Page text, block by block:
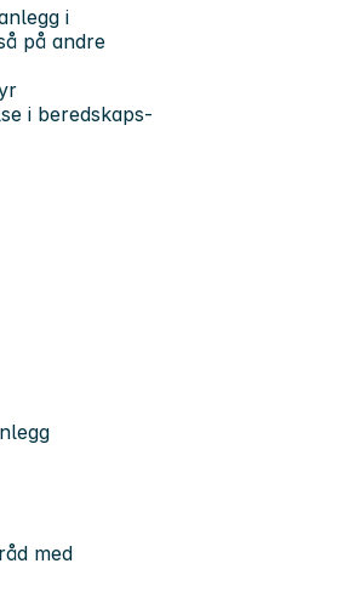
i
på andre
i beredskaps-
med